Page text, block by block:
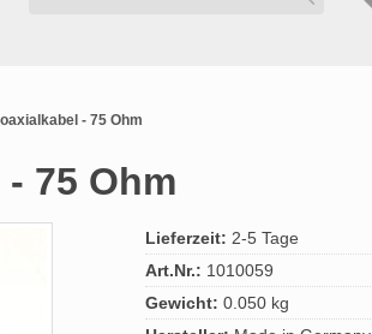
- 75 Ohm
75 Ohm
Lieferzeit: 2-5 Tage
Art.Nr.: 1010059
Gewicht: 0.050 kg